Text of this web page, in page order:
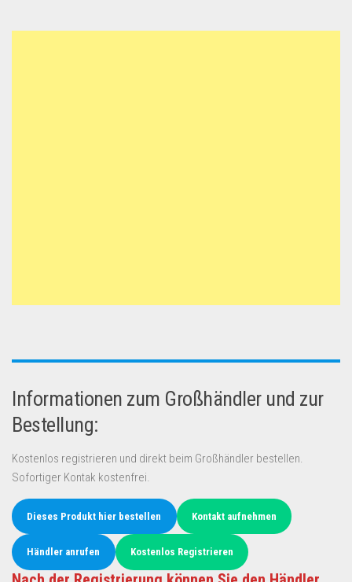
Informationen zum Großhändler und zur
Bestellung:
Kostenlos registrieren und direkt beim Großhändler bestellen.
Sofortiger Kontak kostenfrei.
Dieses Produkt hier bestellen Kontakt aufnehmen
Händler anrufen Kostenlos Registrieren